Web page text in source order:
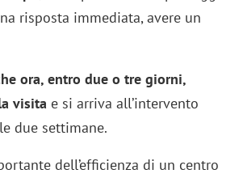
risposta immediata, avere un
ora, entro due o tre giorni,
visita e si arriva all’intervento
due settimane.
dell’efficienza di un centro